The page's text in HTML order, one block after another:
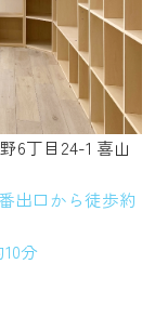
6丁目24-1 喜山
出口から徒歩約
分